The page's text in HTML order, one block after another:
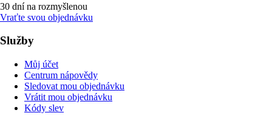
30 dní na rozmyšlenou
Vraťte svou objednávku
Služby
Můj účet
Centrum nápovědy
Sledovat mou objednávku
Vrátit mou objednávku
Kódy slev